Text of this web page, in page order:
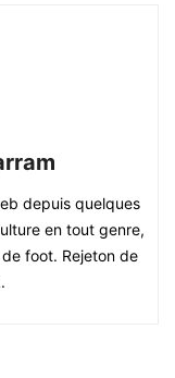
depuis quelques
en tout genre,
foot. Rejeton de